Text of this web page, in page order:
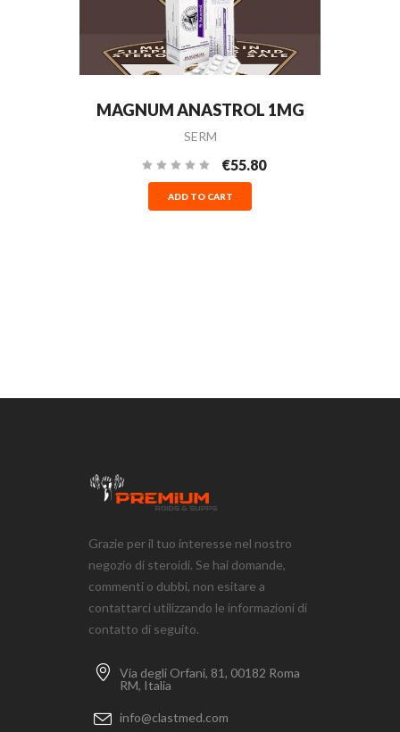
MAGNUM ANASTROL 1MG
SERM
€55.80
ADD TO CART
Grazie per il tuo interesse nel nostro
negozio di steroidi. Se hai domande,
commenti o dubbi, non esitare a
contattarci utilizzando le informazioni di
contatto di seguito.
Via degli Orfani, 81, 00182 Roma
RM, Italia
info@clastmed.com